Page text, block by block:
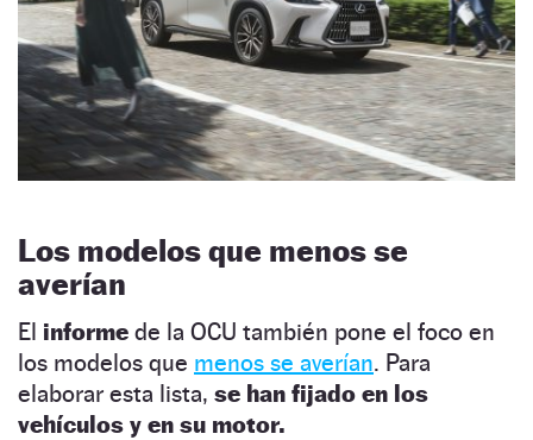
Los modelos que menos se
averían
El informe de la OCU también pone el foco en
los modelos que menos se averían. Para
elaborar esta lista, se han fijado en los
vehículos y en su motor.